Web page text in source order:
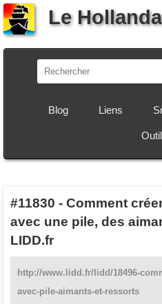
Le
Blog Liens
#11830 - Comment
avec une pile, des
LIDD.fr
http://www.lidd.fr/lidd/18496-
avec-pile-aimants-et-ressorts